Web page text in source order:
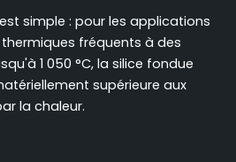
simple : pour les applications
fréquents à des
1 050 °C, la silice fondue
supérieure aux
la chaleur.